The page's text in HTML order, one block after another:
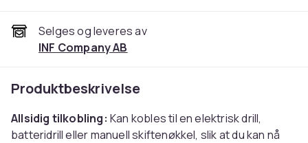
Selges og leveres av
INF Company AB
Produktbeskrivelse
Allsidig tilkobling: Kan kobles til en elektrisk drill,
batteridrill eller manuell skiftenøkkel, slik at du kan nå